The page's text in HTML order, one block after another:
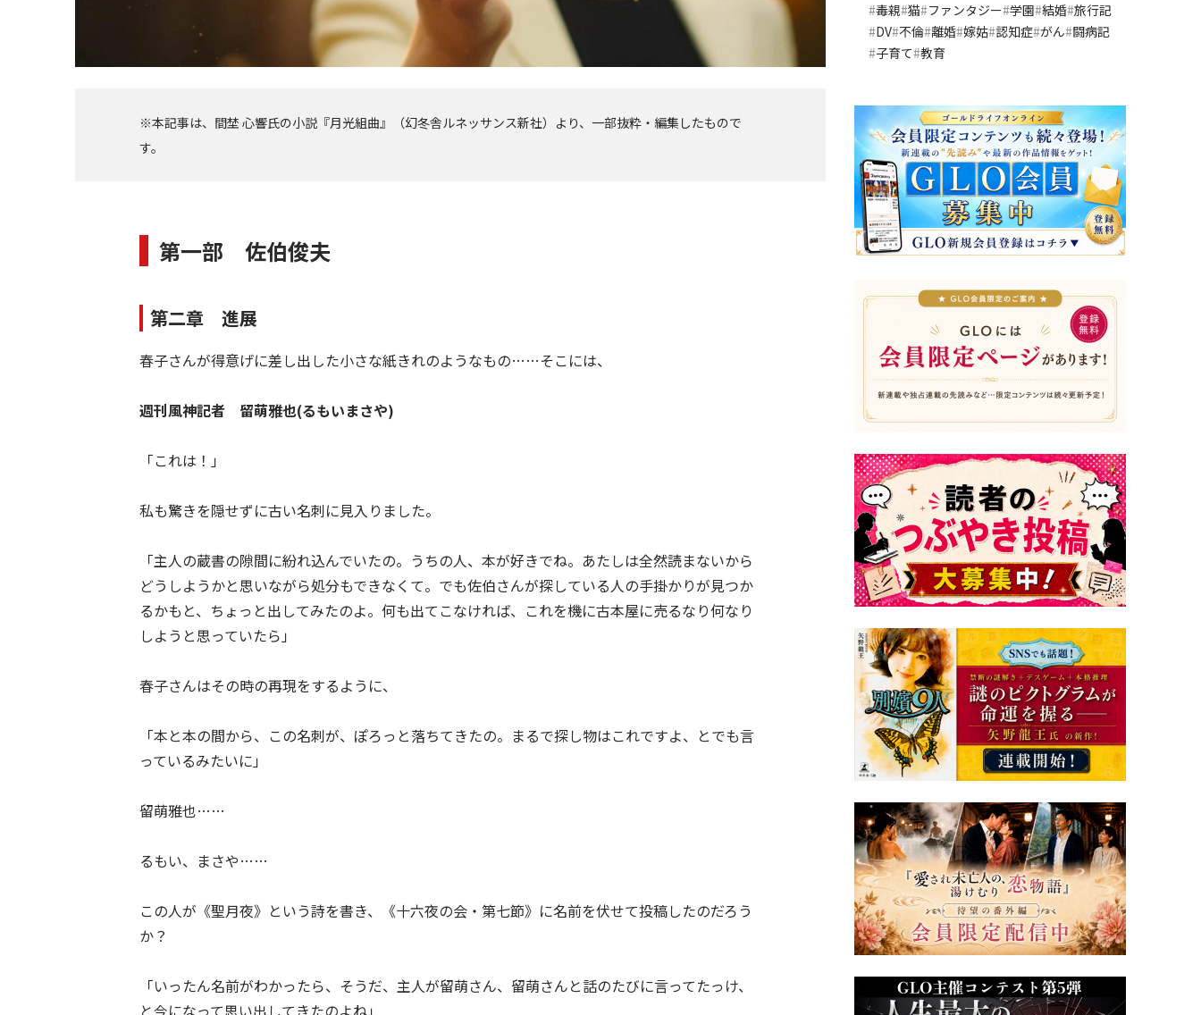
※本記事は、間埜 心響氏の小説『月光組曲』（幻冬舎ルネッサンス新社）より、一部抜粋・編集したもので
す。
第一部 佐伯俊夫
第二章 進展
春子さんが得意げに差し出した小さな紙きれのようなもの……そこには、
週刊風神記者 留萌雅也(るもいまさや)
「これは！」
私も驚きを隠せずに古い名刺に見入りました。
「主人の蔵書の隙間に紛れ込んでいたの。うちの人、本が好きでね。あたしは全然読まないから
どうしようかと思いながら処分もできなくて。でも佐伯さんが探している人の手掛かりが見つか
るかもと、ちょっと出してみたのよ。何も出てこなければ、これを機に古本屋に売るなり何なり
しようと思っていたら」
春子さんはその時の再現をするように、
「本と本の間から、この名刺が、ぽろっと落ちてきたの。まるで探し物はこれですよ、とでも言
っているみたいに」
留萌雅也……
るもい、まさや……
この人が《聖月夜》という詩を書き、《十六夜の会・第七節》に名前を伏せて投稿したのだろう
か？
「いったん名前がわかったら、そうだ、主人が留萌さん、留萌さんと話のたびに言ってたっけ、
毒親 猫 ファンタジー 学園 結婚 旅行記
DV 不倫 離婚 嫁姑 認知症 がん 闘病記
子育て 教育